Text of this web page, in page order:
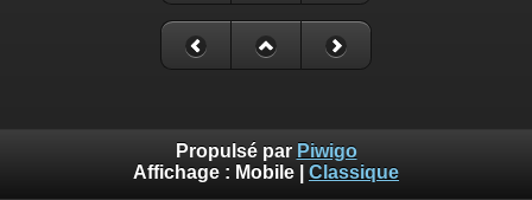
Propulsé par Piwigo
Affichage : Mobile Classique